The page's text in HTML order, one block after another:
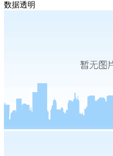
数据透明